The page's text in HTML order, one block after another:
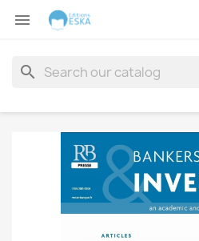

search